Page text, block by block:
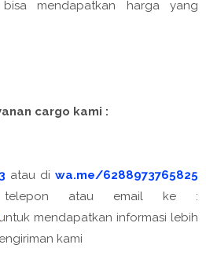
mendapatkan harga yang
cargo kami :
atau di wa.me/6288973765825
telepon atau email ke :
untuk mendapatkan informasi lebih
kami